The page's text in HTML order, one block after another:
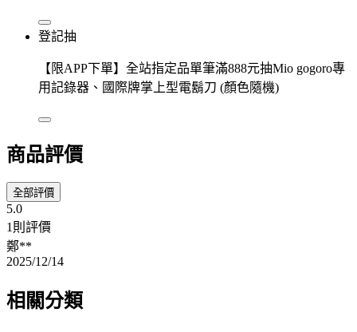
登記抽
【限APP下單】全站指定品單筆滿888元抽Mio gogoro專
用記錄器、國際牌掌上型電鬍刀 (顏色隨機)
商品評價
全部評價
5.0
1則評價
鄭**
2025/12/14
相關分類